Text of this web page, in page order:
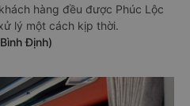
hàng đều được Phúc Lộc
lý một cách kịp thời.
Định)